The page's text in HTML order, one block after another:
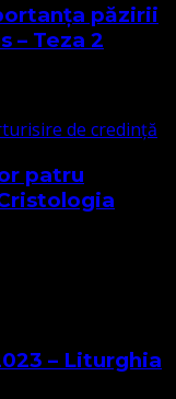
păzirii
– Teza 2
de credință
patru
– Liturghia